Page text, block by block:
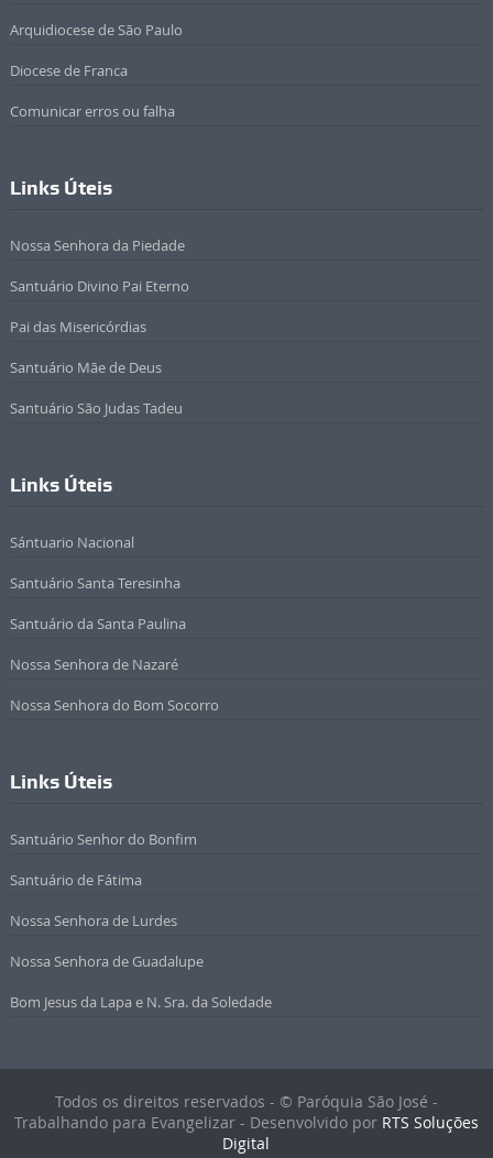
Arquidiocese de São Paulo
Diocese de Franca
Comunicar erros ou falha
Links Úteis
Nossa Senhora da Piedade
Santuário Divino Pai Eterno
Pai das Misericórdias
Santuário Mãe de Deus
Santuário São Judas Tadeu
Links Úteis
Sántuario Nacional
Santuário Santa Teresinha
Santuário da Santa Paulina
Nossa Senhora de Nazaré
Nossa Senhora do Bom Socorro
Links Úteis
Santuário Senhor do Bonfim
Santuário de Fátima
Nossa Senhora de Lurdes
Nossa Senhora de Guadalupe
Bom Jesus da Lapa e N. Sra. da Soledade
Todos os direitos reservados - © Paróquia São José -
Trabalhando para Evangelizar - Desenvolvido por RTS Soluções
Digital